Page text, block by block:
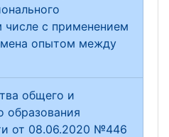
числе с применением
опытом между
общего и
образования
от 08.06.2020 №446